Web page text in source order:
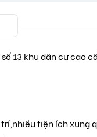
13 khu dân cư cao
tiện ích xung